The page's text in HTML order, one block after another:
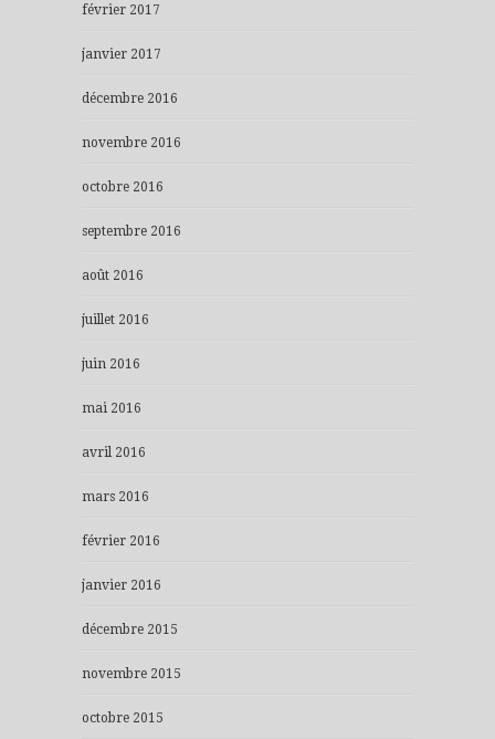
février 2017
janvier 2017
décembre 2016
novembre 2016
octobre 2016
septembre 2016
août 2016
juillet 2016
juin 2016
mai 2016
avril 2016
mars 2016
février 2016
janvier 2016
décembre 2015
novembre 2015
octobre 2015